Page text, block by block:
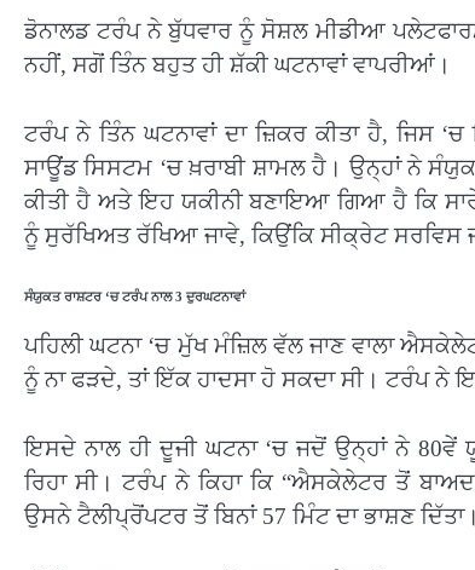
ਡੋਨਾਲਡ ਟਰੰਪ ਨੇ ਬੁੱਧਵਾਰ ਨੂੰ ਸੋਸ਼ਲ ਮੀਡੀਆ
ਨਹੀਂ, ਸਗੋਂ ਤਿੰਨ ਬਹੁਤ ਹੀ ਸ਼ੱਕੀ ਘਟਨਾਵਾਂ ਵਾਪਰੀਆਂ।
ਟਰੰਪ ਨੇ ਤਿੰਨ ਘਟਨਾਵਾਂ ਦਾ ਜ਼ਿਕਰ ਕੀਤਾ ਹੈ,
ਸਾਊਂਡ ਸਿਸਟਮ ‘ਚ ਖ਼ਰਾਬੀ ਸ਼ਾਮਲ ਹੈ। ਉਨ੍ਹਾਂ ਨੇ
ਕੀਤੀ ਹੈ ਅਤੇ ਇਹ ਯਕੀਨੀ ਬਣਾਇਆ ਗਿਆ ਹੈ ਕਿ
ਨੂੰ ਸੁਰੱਖਿਅਤ ਰੱਖਿਆ ਜਾਵੇ, ਕਿਉਂਕਿ ਸੀਕ੍ਰੇਟ ਸਰਵਿਸ
ਸੰਯੁਕਤ ਰਾਸ਼ਟਰ ‘ਚ ਟਰੰਪ ਨਾਲ 3 ਦੁਰਘਟਨਾਵਾਂ
ਪਹਿਲੀ ਘਟਨਾ ‘ਚ ਮੁੱਖ ਮੰਜ਼ਿਲ ਵੱਲ ਜਾਣ ਵਾਲਾ
ਨੂੰ ਨਾ ਫੜਦੇ, ਤਾਂ ਇੱਕ ਹਾਦਸਾ ਹੋ ਸਕਦਾ ਸੀ। ਟਰੰਪ ਨੇ
ਇਸਦੇ ਨਾਲ ਹੀ ਦੂਜੀ ਘਟਨਾ ‘ਚ ਜਦੋਂ ਉਨ੍ਹਾਂ ਨੇ
ਰਿਹਾ ਸੀ। ਟਰੰਪ ਨੇ ਕਿਹਾ ਕਿ “ਐਸਕੇਲੇਟਰ ਤੋਂ
ਉਸਨੇ ਟੈਲੀਪ੍ਰੋਂਪਟਰ ਤੋਂ ਬਿਨਾਂ 57 ਮਿੰਟ ਦਾ ਭਾਸ਼ਣ ਦਿੱਤਾ।